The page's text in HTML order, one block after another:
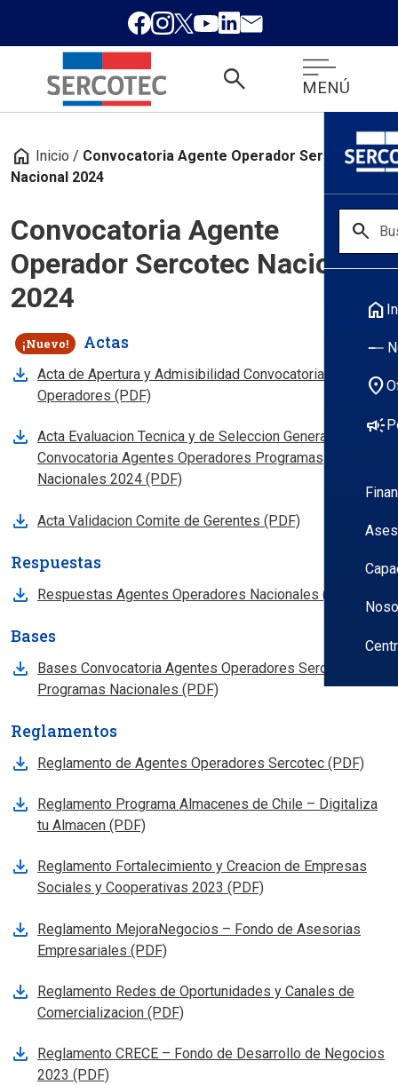
search MENÚ
search
home
location_on
campaign
home Inicio / Convocatoria Agente Operador Sercotec
Nacional 2024
Convocatoria Agente
Operador Sercotec Nacional
2024
¡Nuevo! Actas
Se abre en nueva pestana
Acta de Apertura y Admisibilidad Convocatoria Agentes
Operadores (PDF)
Se abre en nueva pestana
Acta Evaluacion Tecnica y de Seleccion General
Convocatoria Agentes Operadores Programas
Nacionales 2024 (PDF)
Se abre en nueva pestana
Acta Validacion Comite de Gerentes (PDF)
Respuestas
Se abre en nueva pestana
Respuestas Agentes Operadores Nacionales (XLSX)
Bases
Se abre en nueva pestana
Bases Convocatoria Agentes Operadores Sercotec para
Programas Nacionales (PDF)
Reglamentos
Se abre en nueva pestana
Reglamento de Agentes Operadores Sercotec (PDF)
Se abre en nueva pestana
Reglamento Programa Almacenes de Chile – Digitaliza
tu Almacen (PDF)
Se abre en nueva pestana
Reglamento Fortalecimiento y Creacion de Empresas
Sociales y Cooperativas 2023 (PDF)
Se abre en nueva pestana
Reglamento MejoraNegocios – Fondo de Asesorias
Empresariales (PDF)
Se abre en nueva pestana
Reglamento Redes de Oportunidades y Canales de
Comercializacion (PDF)
Se abre en nueva pestana
Reglamento CRECE – Fondo de Desarrollo de Negocios
2023 (PDF)